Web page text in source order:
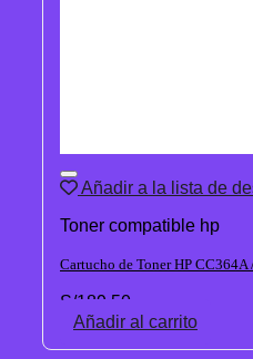
Añadir a la lista de
Toner compatible hp
Cartucho de Toner HP
S/189.50
Añadir al carrito